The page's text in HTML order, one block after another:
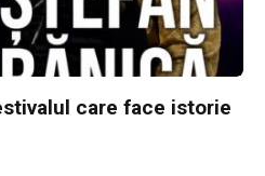
care face istorie